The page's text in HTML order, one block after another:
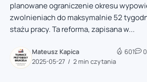
planowane ograniczenie okresu
zwolnieniach do maksymalnie 52
stażu pracy. Ta reforma, zapisana w...
Mateusz Kapica
2025-05-27
2 min czytania
601 0